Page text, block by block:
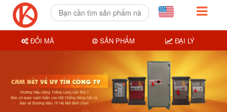
ĐỔI MÃ SẢN PHẨM ĐẠI LÝ